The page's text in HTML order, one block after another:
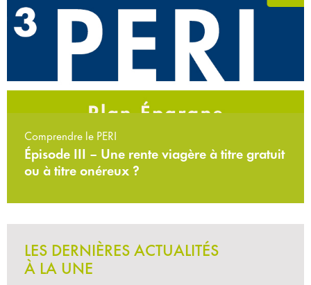
Comprendre le PERI
Épisode III – Une rente viagère à titre gratuit
ou à titre onéreux ?
LES DERNIÈRES ACTUALITÉS
À LA UNE